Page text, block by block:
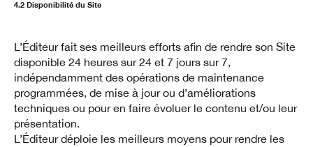
4.2 Disponibilité du Site
L’Éditeur fait ses meilleurs efforts afin de rendre son Site
disponible 24 heures sur 24 et 7 jours sur 7,
indépendamment des opérations de maintenance
programmées, de mise à jour ou d’améliorations
techniques ou pour en faire évoluer le contenu et/ou leur
présentation.
L’Éditeur déploie les meilleurs moyens pour rendre les